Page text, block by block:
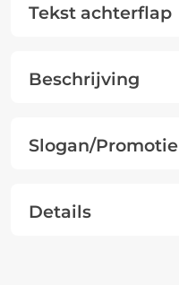
Tekst achterflap
Beschrijving
Slogan/Promotie
Details